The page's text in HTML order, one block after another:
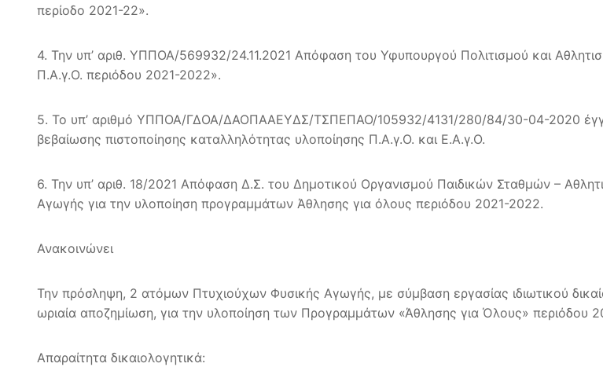
περίοδο 2021-22».
4. Την υπ’ αριθ. ΥΠΠΟΑ/569932/24.11.2021 Απόφαση του Υφυπουργού Πολιτισμού και
Π.Α.γ.Ο. περιόδου 2021-2022».
5. Το υπ’ αριθμό ΥΠΠΟΑ/ΓΔΟΑ/ΔΑΟΠΑΑΕΥΔΣ/ΤΣΠΕΠΑΟ/105932/4131/280/84/30-04-2020
βεβαίωσης πιστοποίησης καταλληλότητας υλοποίησης Π.Α.γ.Ο. και Ε.Α.γ.Ο.
6. Την υπ’ αριθ. 18/2021 Απόφαση Δ.Σ. του Δημοτικού Οργανισμού Παιδικών Σταθμών –
Αγωγής για την υλοποίηση προγραμμάτων Άθλησης για όλους περιόδου 2021-2022.
Ανακοινώνει
Την πρόσληψη, 2 ατόμων Πτυχιούχων Φυσικής Αγωγής, με σύμβαση εργασίας ιδιωτικού
ωριαία αποζημίωση, για την υλοποίηση των Προγραμμάτων «Άθλησης για Όλους» περιόδου
Απαραίτητα δικαιολογητικά: